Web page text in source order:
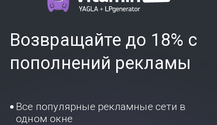
Возвращайте до 18% с
пополнений рекламы
Все популярные рекламные сети в
одном окне